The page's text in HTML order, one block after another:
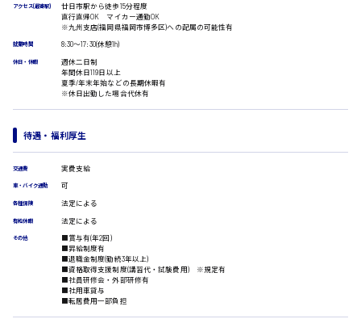
翻訳、通訳
IT・クリエイティブ系
CADオペレーター
WEBデザイナー
プログラマー
販売・サービス・フード系
経営企画
広島市安佐北区
廿日市市
時給1500円以上
時給制すべて
アクセス(最寄駅)
廿日市駅から徒歩15分程度
直行直帰OK マイカー通勤OK
※九州支店(福岡県福岡市博多区)への配属の可能性有
就業時間 8:30〜17:30(休憩1h)
休日・休暇
週休二日制
年間休日119日以上
夏季/年末年始などの長期休暇有
※休日出勤した場合代休有
待遇・福利厚生
交通費 実費支給
車・バイク通勤 可
各種保険 法定による
有給休暇 法定による
その他
■賞与有(年2回)
■昇給制度有
■退職金制度(勤続3年以上)
■資格取得支援制度(講習代・試験費用) ※規定有
■社員研修会・外部研修有
■社用車貸与
■転居費用一部負担